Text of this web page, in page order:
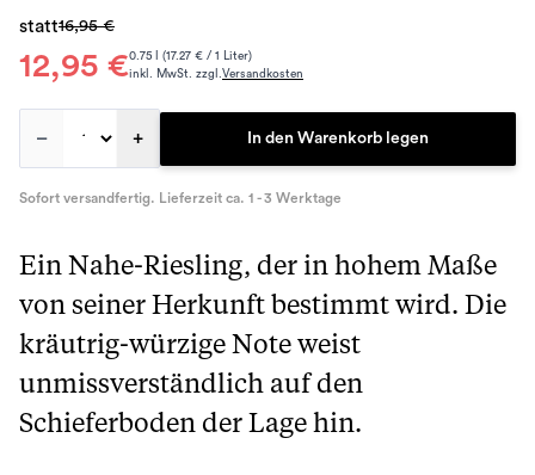
12,95 €
statt16,95 €
0.75 l (17.27 € / 1 Liter)
inkl. MwSt. zzgl.Versandkosten
– + In den Warenkorb legen
Sofort versandfertig. Lieferzeit ca. 1 - 3 Werktage
Ein Nahe-Riesling, der in hohem Maße
von seiner Herkunft bestimmt wird. Die
kräutrig-würzige Note weist
unmissverständlich auf den
Schieferboden der Lage hin.